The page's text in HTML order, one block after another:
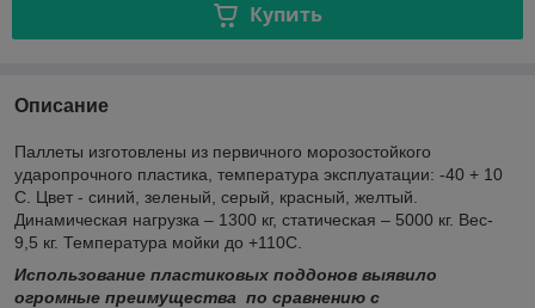
Купить
Описание
Паллеты изготовлены из первичного морозостойкого
ударопрочного пластика, температура эксплуатации: -40 + 10
С. Цвет - синий, зеленый, серый, красный, желтый.
Динамическая нагрузка – 1300 кг, статическая – 5000 кг. Вес-
9,5 кг. Температура мойки до +110С.
Использование пластиковых поддонов выявило
огромные преимущества по сравнению с